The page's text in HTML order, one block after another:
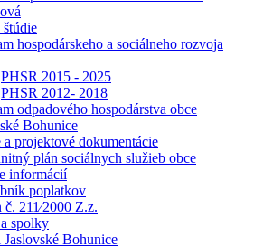
hospodárskeho a sociálneho rozvoja
PHSR 2015 - 2025
PHSR 2012- 2018
odpadového hospodárstva obce
Bohunice
a projektové dokumentácie
plán sociálnych služieb obce
informácií
poplatkov
č. 211⁄2000 Z.z.
spolky
Jaslovské Bohunice